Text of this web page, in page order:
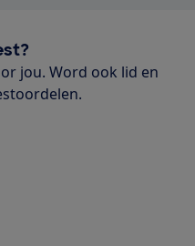
jou. Word ook lid en